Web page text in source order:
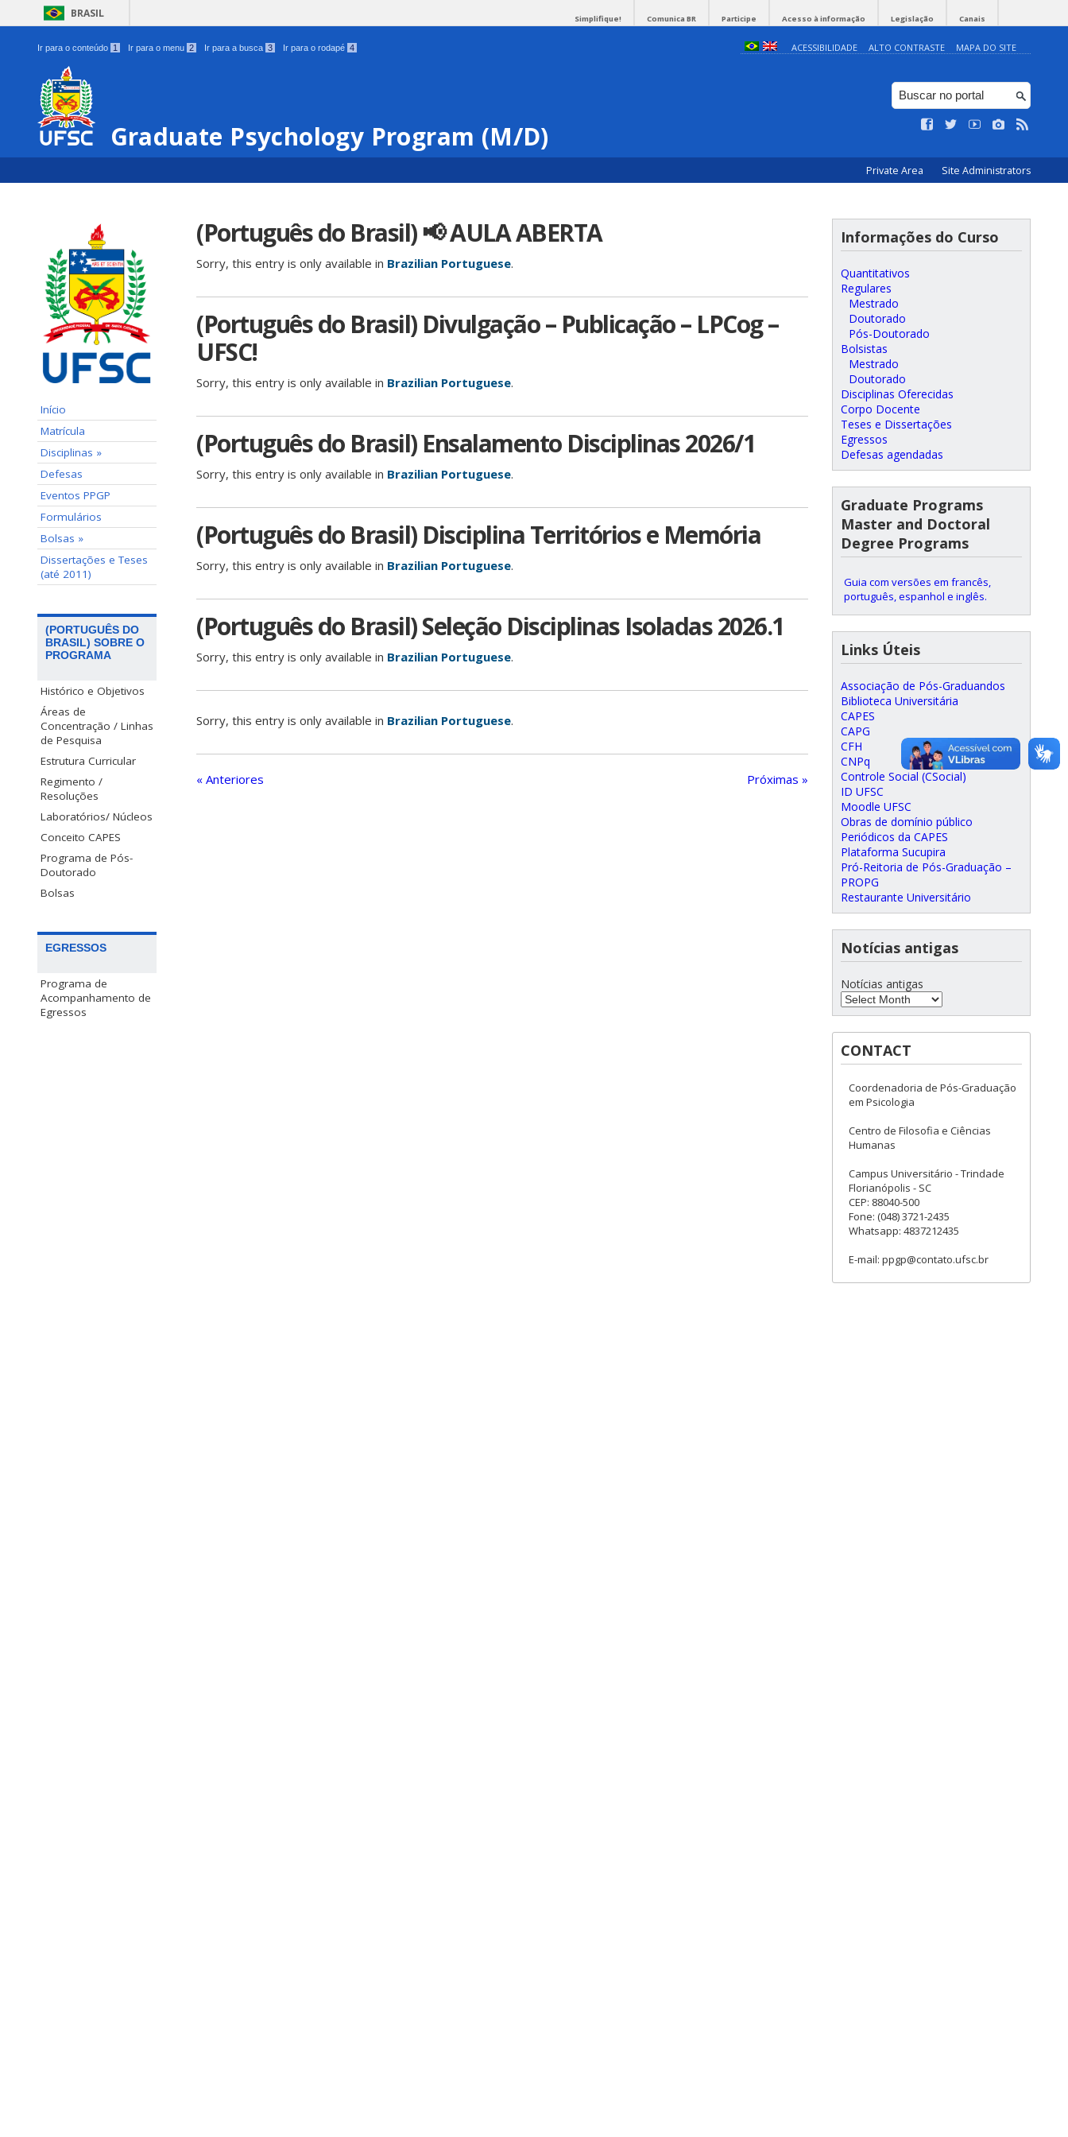
BRASIL Simplifique! Comunica BR Participe Acesso à informação Legislação Canais
Ir para o conteúdo 1 Ir para o menu 2 Ir para a busca 3 Ir para o rodapé 4 ACESSIBILIDADE ALTO CONTRASTE MAPA DO SITE
Graduate Psychology Program (M/D)
Private Area Site Administrators
Início
Matrícula
Disciplinas »
Defesas
Eventos PPGP
Formulários
Bolsas »
Dissertações e Teses
(até 2011)
(PORTUGUÊS DO
BRASIL) SOBRE O
PROGRAMA
Histórico e Objetivos
Áreas de
Concentração / Linhas
de Pesquisa
Estrutura Curricular
Regimento /
Resoluções
Laboratórios/ Núcleos
Conceito CAPES
Programa de Pós-
Doutorado
Bolsas
EGRESSOS
Programa de
Acompanhamento de
Egressos
(Português do Brasil) 📢 AULA ABERTA
Sorry, this entry is only available in Brazilian Portuguese.
(Português do Brasil) Divulgação – Publicação – LPCog –
UFSC!
Sorry, this entry is only available in Brazilian Portuguese.
(Português do Brasil) Ensalamento Disciplinas 2026/1
Sorry, this entry is only available in Brazilian Portuguese.
(Português do Brasil) Disciplina Territórios e Memória
Sorry, this entry is only available in Brazilian Portuguese.
(Português do Brasil) Seleção Disciplinas Isoladas 2026.1
Sorry, this entry is only available in Brazilian Portuguese.
Sorry, this entry is only available in Brazilian Portuguese.
« Anteriores Próximas »
Informações do Curso
Quantitativos
Regulares
Mestrado
Doutorado
Pós-Doutorado
Bolsistas
Mestrado
Doutorado
Disciplinas Oferecidas
Corpo Docente
Teses e Dissertações
Egressos
Defesas agendadas
Graduate Programs
Master and Doctoral
Degree Programs
Guia com versões em francês,
português, espanhol e inglês.
Links Úteis
Associação de Pós-Graduandos
Biblioteca Universitária
CAPES
CAPG
CFH
CNPq
Controle Social (CSocial)
ID UFSC
Moodle UFSC
Obras de domínio público
Periódicos da CAPES
Plataforma Sucupira
Pró-Reitoria de Pós-Graduação –
PROPG
Restaurante Universitário
Notícias antigas
Notícias antigas
CONTACT
Coordenadoria de Pós-Graduação
em Psicologia
Centro de Filosofia e Ciências
Humanas
Campus Universitário - Trindade
Florianópolis - SC
CEP: 88040-500
Fone: (048) 3721-2435
Whatsapp: 4837212435
E-mail: ppgp@contato.ufsc.br